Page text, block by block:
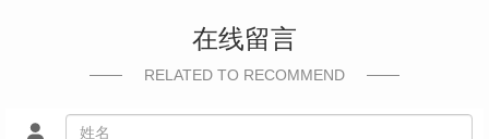
在线留言
RELATED TO RECOMMEND